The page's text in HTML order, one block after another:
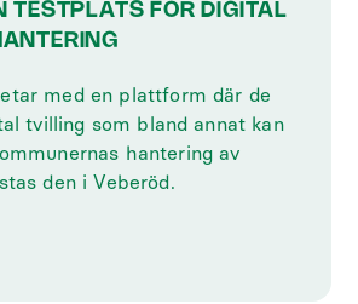
TESTPLATS FÖR DIGITAL
med en plattform där de
tvilling som bland annat kan
hantering av
den i Veberöd.